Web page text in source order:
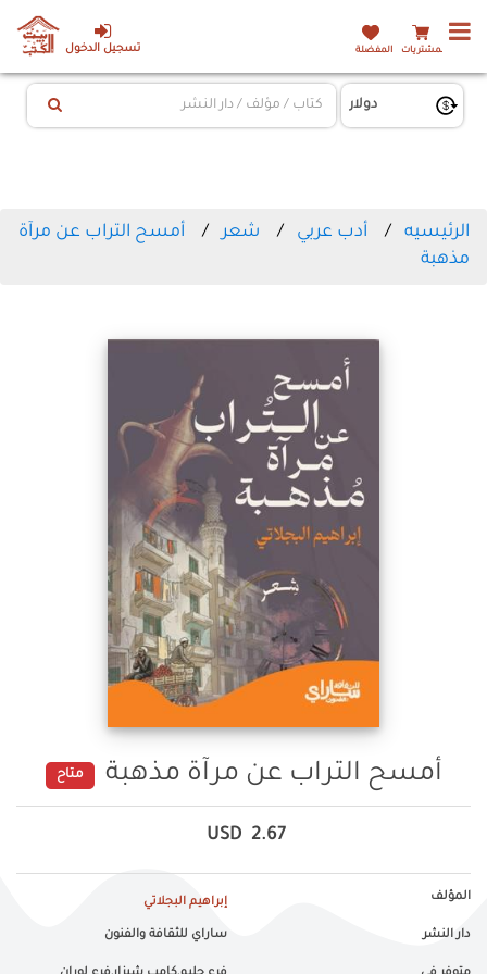
تسجيل الدخول المشتريات المفضلة
الرئيسيه أدب عربي شعر
أمسح التراب عن مرآة
مذهبة
أمسح التراب عن مرآة مذهبة متاح
2.67
USD
المؤلف إبراهيم البجلاتي
دار النشر ساراي للثقافة والفنون